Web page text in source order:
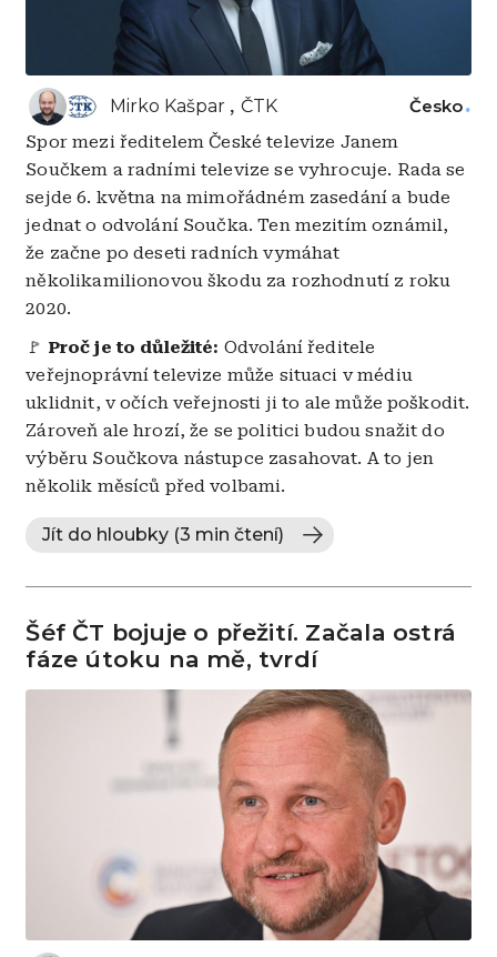
Mirko Kašpar ČTK Česko
Spor mezi ředitelem České televize Janem
Součkem a radními televize se vyhrocuje. Rada se
sejde 6. května na mimořádném zasedání a bude
jednat o odvolání Součka. Ten mezitím oznámil,
že začne po deseti radních vymáhat
několikamilionovou škodu za rozhodnutí z roku
2020.
🚩 Proč je to důležité: Odvolání ředitele
veřejnoprávní televize může situaci v médiu
uklidnit, v očích veřejnosti ji to ale může poškodit.
Zároveň ale hrozí, že se politici budou snažit do
výběru Součkova nástupce zasahovat. A to jen
několik měsíců před volbami.
Jít do hloubky (3 min čtení)
Šéf ČT bojuje o přežití. Začala ostrá
fáze útoku na mě, tvrdí